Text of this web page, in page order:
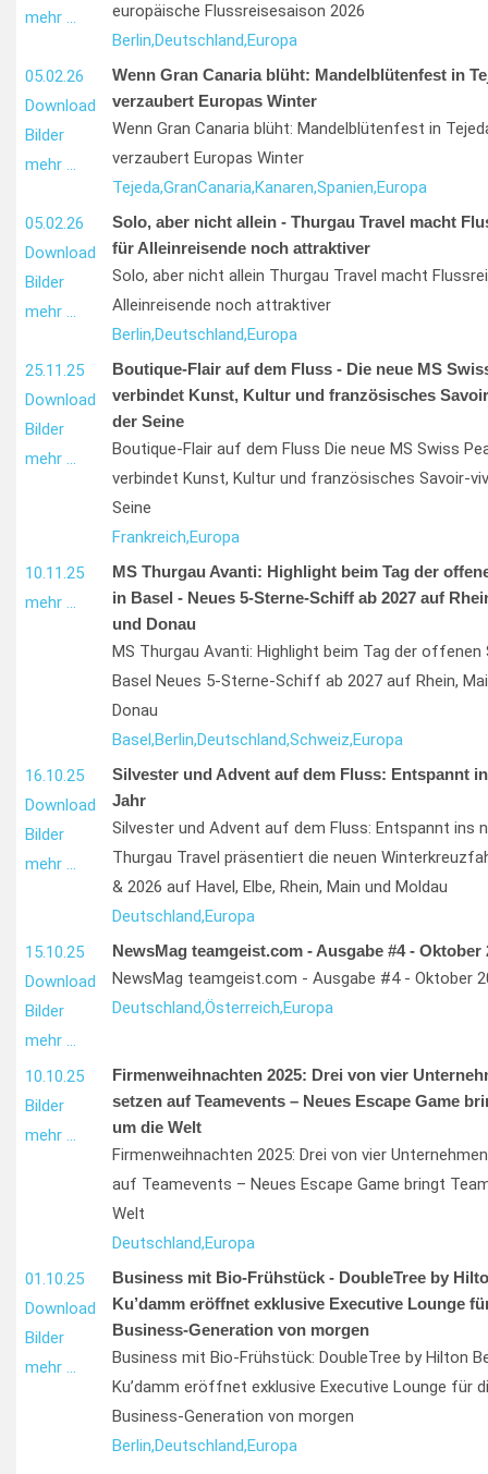
mehr …
europäische Flussreisesaison 2026
Berlin,Deutschland,Europa
05.02.26
Download
Bilder
mehr …
Wenn Gran Canaria blüht: Mandelblütenfest in
verzaubert Europas Winter
Wenn Gran Canaria blüht: Mandelblütenfest in
verzaubert Europas Winter
Tejeda,GranCanaria,Kanaren,Spanien,Europa
05.02.26
Download
Bilder
mehr …
Solo, aber nicht allein - Thurgau Travel macht
für Alleinreisende noch attraktiver
Solo, aber nicht allein Thurgau Travel macht
Alleinreisende noch attraktiver
Berlin,Deutschland,Europa
25.11.25
Download
Bilder
mehr …
Boutique-Flair auf dem Fluss - Die neue MS
verbindet Kunst, Kultur und französisches
der Seine
Boutique-Flair auf dem Fluss Die neue MS Swiss
verbindet Kunst, Kultur und französisches Savoir-
Seine
Frankreich,Europa
10.11.25
mehr …
MS Thurgau Avanti: Highlight beim Tag der
in Basel - Neues 5-Sterne-Schiff ab 2027 auf
und Donau
MS Thurgau Avanti: Highlight beim Tag der
Basel Neues 5-Sterne-Schiff ab 2027 auf Rhein,
Donau
Basel,Berlin,Deutschland,Schweiz,Europa
16.10.25
Download
Bilder
mehr …
Silvester und Advent auf dem Fluss: Entspannt
Jahr
Silvester und Advent auf dem Fluss: Entspannt ins
Thurgau Travel präsentiert die neuen
& 2026 auf Havel, Elbe, Rhein, Main und Moldau
Deutschland,Europa
15.10.25
Download
Bilder
mehr …
NewsMag teamgeist.com - Ausgabe #4 - Oktober
NewsMag teamgeist.com - Ausgabe #4 - Oktober
Deutschland,Österreich,Europa
10.10.25
Bilder
mehr …
Firmenweihnachten 2025: Drei von vier
setzen auf Teamevents – Neues Escape Game
um die Welt
Firmenweihnachten 2025: Drei von vier
auf Teamevents – Neues Escape Game bringt
Welt
Deutschland,Europa
01.10.25
Download
Bilder
mehr …
Business mit Bio-Frühstück - DoubleTree by
Ku’damm eröffnet exklusive Executive Lounge
Business-Generation von morgen
Business mit Bio-Frühstück: DoubleTree by Hilton
Ku’damm eröffnet exklusive Executive Lounge für
Business-Generation von morgen
Berlin,Deutschland,Europa